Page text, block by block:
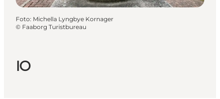
IO
Foto: Michella Lyngbye Kornager
© Faaborg Turistbureau